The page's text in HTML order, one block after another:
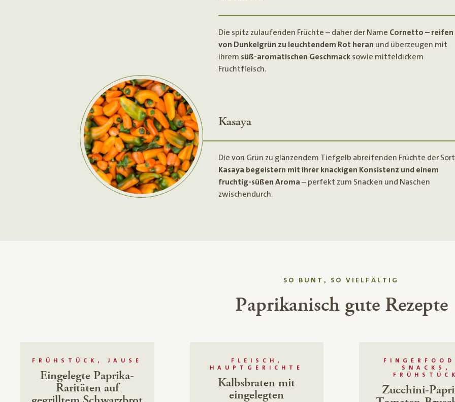
Die spitz zulaufenden Früchte – daher der Name Cornetto – reifen
von Dunkelgrün zu leuchtendem Rot heran und überzeugen mit
ihrem süß-aromatischen Geschmacksowie mitteldickem
Fruchtfleisch.
Kasaya
Die von Grün zu glänzendem Tiefgelb abreifenden Früchte der
Kasaya begeistern mit ihrer knackigen Konsistenz und einem
fruchtig-süßen Aroma – perfekt zum Snacken und Naschen
zwischendurch.
SO BUNT, SO VIELFÄLTIG
Paprikanisch gute Rezepte
FRÜHSTÜCK, JAUSE
Eingelegte Paprika-
Raritäten auf
FLEISCH,
HAUPTGERICHTE
Kalbsbraten mit
eingelegten
SNACKS,
Zucchini-